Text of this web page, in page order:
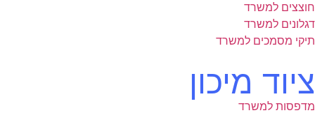
חוצצים למשרד
דגלונים למשרד
תיקי מסמכים למשרד
ציוד מיכון
מדפסות למשרד